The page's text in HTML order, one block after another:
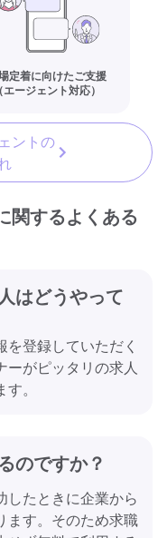
定着に向けたご支援
（エージェント対応）
ントの
関するよくある
はどうやって
を登録していただく
ーがピッタリの求人
。
のですか？
したときに企業から
ます。そのため求職